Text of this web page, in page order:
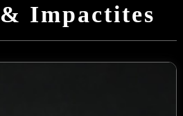
Impactites